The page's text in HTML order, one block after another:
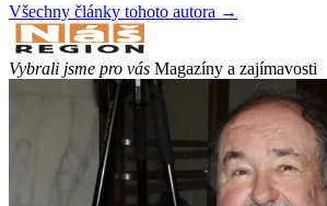
Všechny články tohoto autora →
Vybrali jsme pro vás Magazíny a zajímavosti